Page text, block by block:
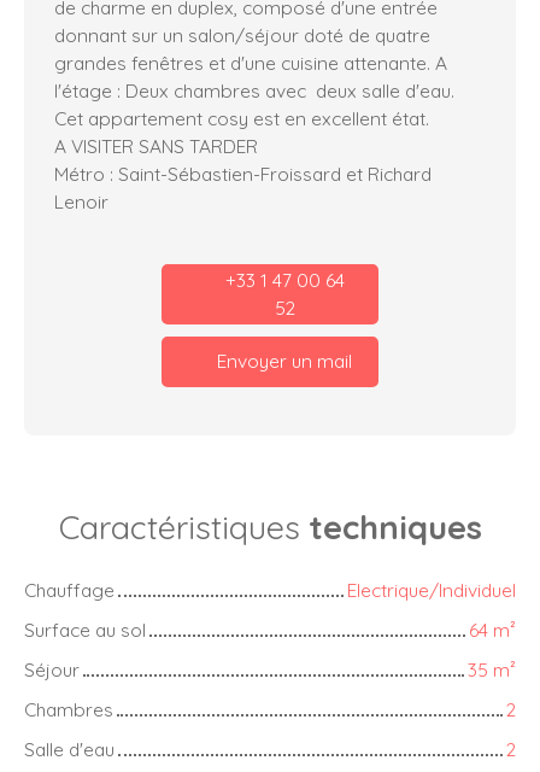
de charme en duplex, composé d'une entrée
donnant sur un salon/séjour doté de quatre
grandes fenêtres et d'une cuisine attenante. A
l'étage : Deux chambres avec deux salle d'eau.
Cet appartement cosy est en excellent état.
A VISITER SANS TARDER
Métro : Saint-Sébastien-Froissard et Richard
Lenoir
+33 1 47 00 64
52
Envoyer un mail
Caractéristiques techniques
Chauffage
Electrique/Individuel
Surface au sol
64 m²
Séjour
35 m²
Chambres
2
Salle d'eau
2